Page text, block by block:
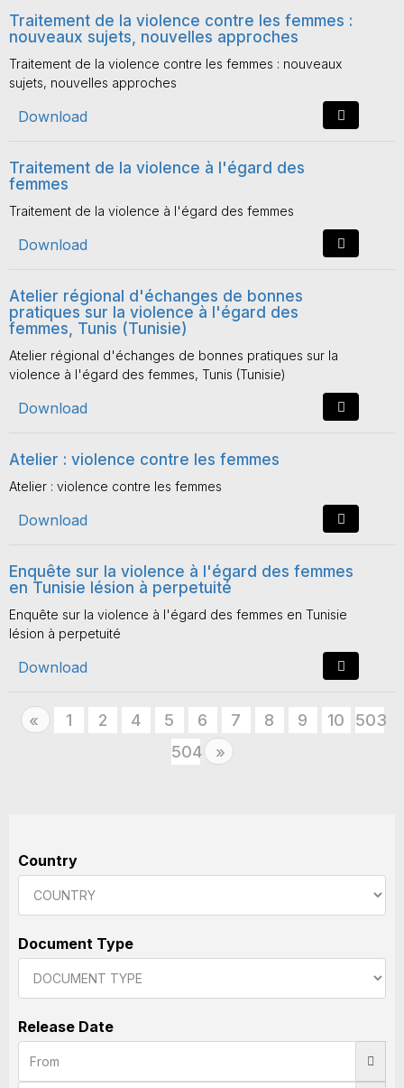
Traitement de la violence contre les femmes :
nouveaux sujets, nouvelles approches
Traitement de la violence contre les femmes : nouveaux
sujets, nouvelles approches
Download
Traitement de la violence à l'égard des
femmes
Traitement de la violence à l'égard des femmes
Download
Atelier régional d'échanges de bonnes
pratiques sur la violence à l'égard des
femmes, Tunis (Tunisie)
Atelier régional d'échanges de bonnes pratiques sur la
violence à l'égard des femmes, Tunis (Tunisie)
Download
Atelier : violence contre les femmes
Atelier : violence contre les femmes
Download
Enquête sur la violence à l'égard des femmes
en Tunisie lésion à perpetuité
Enquête sur la violence à l'égard des femmes en Tunisie
lésion à perpetuité
Download
« Previous
1 2 4 5 6 7 8 9 10
503
504
»Next
Country
Document Type
Release Date